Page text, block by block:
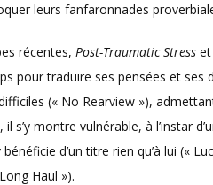
leurs fanfaronnades
récentes, Post-Traumatic Stress et
pour traduire ses pensées et ses
(« No Rearview »),
il s’y montre vulnérable, à l’instar
bénéficie d’un titre rien qu’à lui («
Haul »).